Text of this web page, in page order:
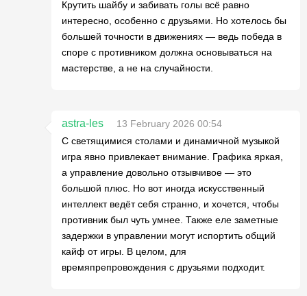
Крутить шайбу и забивать голы всё равно
интересно, особенно с друзьями. Но хотелось бы
большей точности в движениях — ведь победа в
споре с противником должна основываться на
мастерстве, а не на случайности.
astra-les
13 February 2026 00:54
С светящимися столами и динамичной музыкой
игра явно привлекает внимание. Графика яркая,
а управление довольно отзывчивое — это
большой плюс. Но вот иногда искусственный
интеллект ведёт себя странно, и хочется, чтобы
противник был чуть умнее. Также еле заметные
задержки в управлении могут испортить общий
кайф от игры. В целом, для
времяпрепровождения с друзьями подходит.